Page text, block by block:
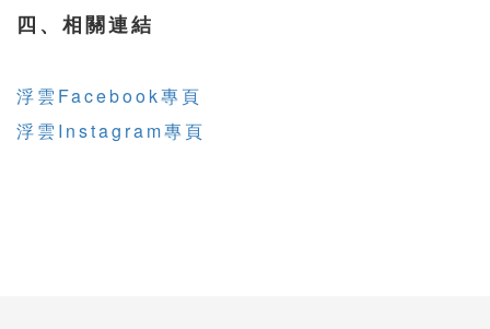
四、相關連結
浮雲Facebook專頁
浮雲Instagram專頁